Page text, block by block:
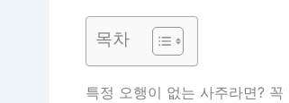
목차
특정 오행이 없는 사주라면?